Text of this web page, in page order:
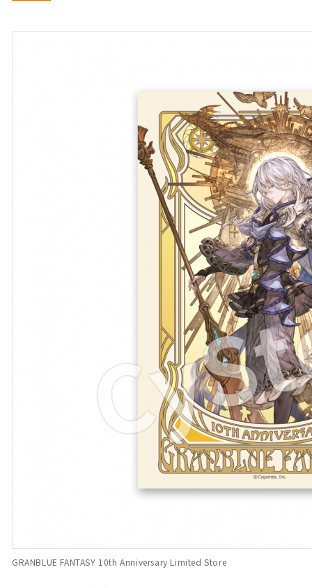
GRANBLUE FANTASY 10th Anniversary Limited Store